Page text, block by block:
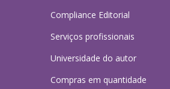
Compliance Editorial
Serviços profissionais
Universidade do autor
Compras em quantidade